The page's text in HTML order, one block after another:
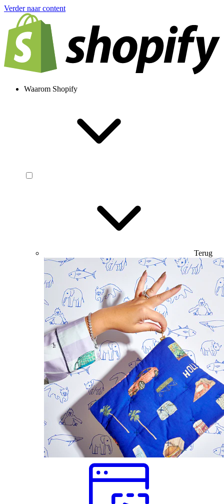
Verder naar content
Waarom Shopify
Terug